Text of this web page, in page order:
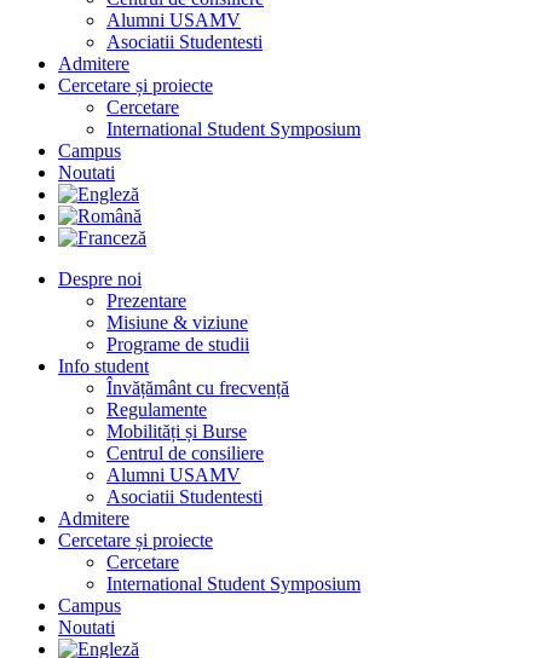
Alumni USAMV
Asociatii Studentesti
Admitere
Cercetare și proiecte
Cercetare
International Student Symposium
Campus
Noutati
Despre noi
Prezentare
Misiune & viziune
Programe de studii
Info student
Învățământ cu frecvență
Regulamente
Mobilități și Burse
Centrul de consiliere
Alumni USAMV
Asociatii Studentesti
Admitere
Cercetare și proiecte
Cercetare
International Student Symposium
Campus
Noutati